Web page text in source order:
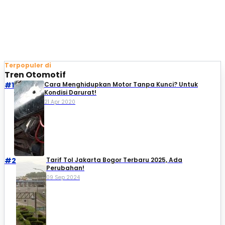
Terpopuler di
Tren Otomotif
#1
Cara Menghidupkan Motor Tanpa Kunci? Untuk
Kondisi Darurat!
21 Apr 2020
#2
Tarif Tol Jakarta Bogor Terbaru 2025, Ada
Perubahan!
09 Sep 2024